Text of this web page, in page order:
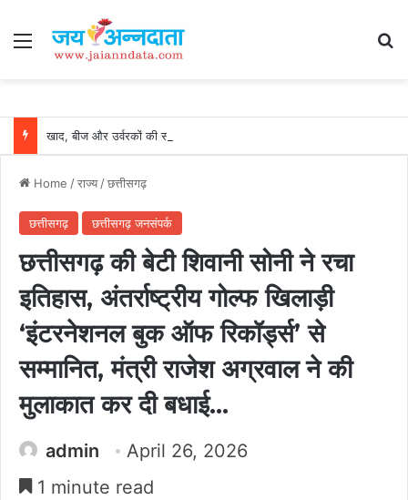
Menu
Home /राज्य/छत्तीसगढ़
छत्तीसगढ़ छत्तीसगढ़ जनसंपर्क
छत्तीसगढ़ की बेटी शिवानी सोनी ने रचा
इतिहास, अंतर्राष्ट्रीय गोल्फ खिलाड़ी
‘इंटरनेशनल बुक ऑफ रिकॉर्ड्स’ से
सम्मानित, मंत्री राजेश अग्रवाल ने की
मुलाकात कर दी बधाई…
admin
April 26, 2026
1 minute read